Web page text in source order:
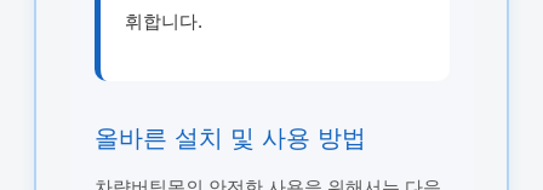
휘합니다.
올바른 설치 및 사용 방법